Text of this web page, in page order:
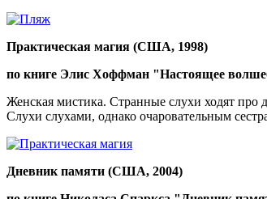
Практическая магия (США, 1998)
по книге Элис Хоффман "Настоящее
Женская мистика. Странные слухи ходят
Слухи слухами, однако очаровательным
Дневник памяти (США, 2004)